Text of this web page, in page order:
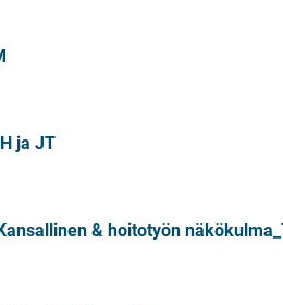
ja JT
& hoitotyön